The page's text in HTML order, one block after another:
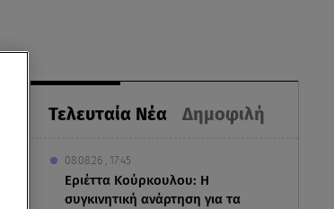
Τελευταία Νέα Δημοφιλή
08.08.26 , 17:45
Εριέττα Κούρκουλου: Η
συγκινητική ανάρτηση για τα